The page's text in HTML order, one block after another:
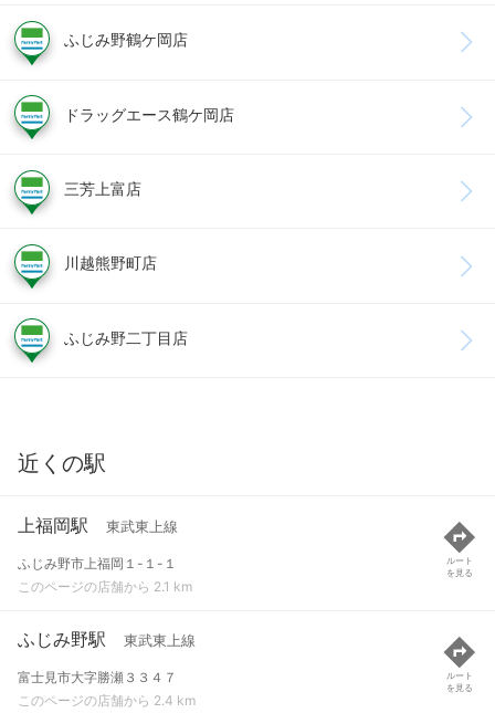
ふじみ野鶴ケ岡店
ドラッグエース鶴ケ岡店
三芳上富店
川越熊野町店
ふじみ野二丁目店
近くの駅
上福岡駅 東武東上線
ふじみ野市上福岡１-１-１
このページの店舗から 2.1 km
ルート
を見る
ふじみ野駅 東武東上線
富士見市大字勝瀬３３４７
このページの店舗から 2.4 km
ルート
を見る